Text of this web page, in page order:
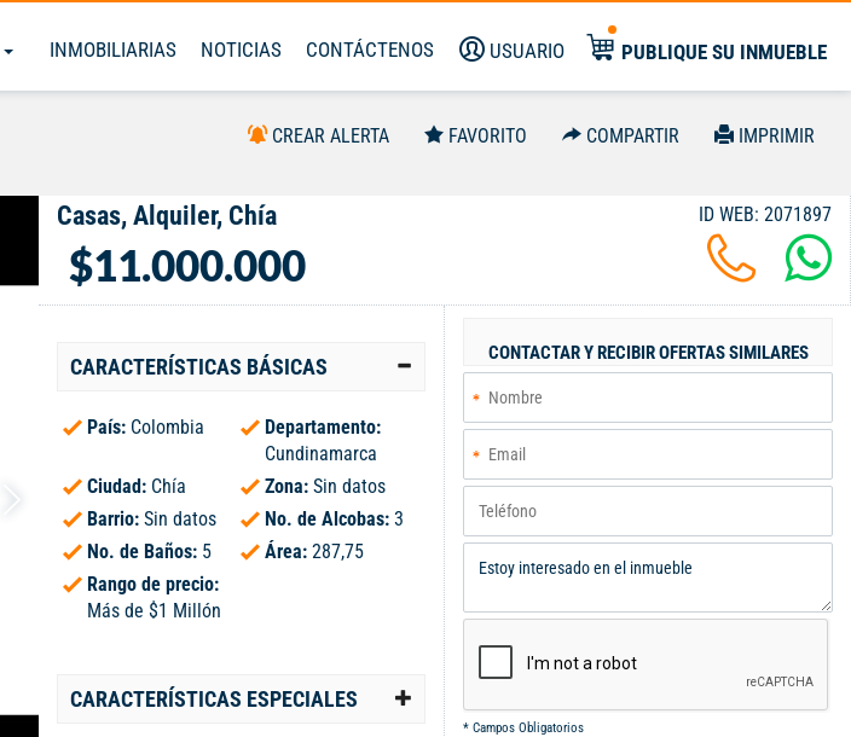
INMOBILIARIAS NOTICIAS CONTÁCTENOS USUARIO PUBLIQUE SU INMUEBLE
CREAR ALERTA FAVORITO COMPARTIR IMPRIMIR
Casas, Alquiler, Chía
$11.000.000
ID WEB: 2071897
CARACTERÍSTICAS BÁSICAS
País: Colombia
Departamento:
Cundinamarca
Ciudad: Chía Zona: Sin datos
Barrio: Sin datos No. de Alcobas: 3
No. de Baños: 5 Área: 287,75
Rango de precio:
Más de $1 Millón
CARACTERÍSTICAS ESPECIALES
CONTACTAR Y RECIBIR OFERTAS SIMILARES
* Campos Obligatorios